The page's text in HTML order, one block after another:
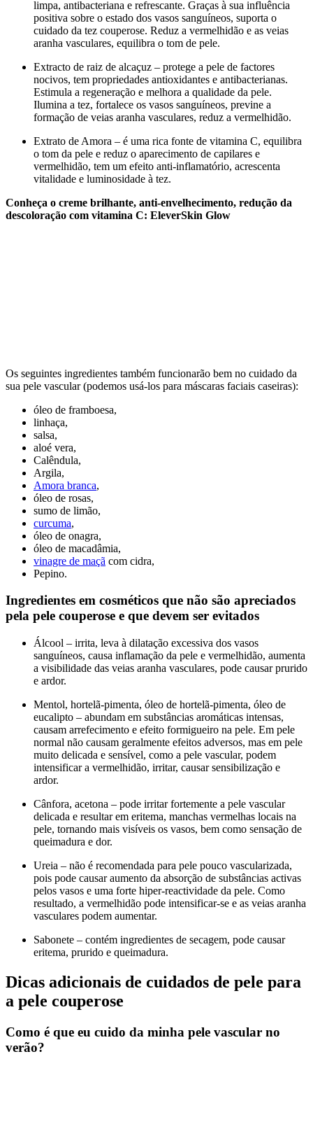
limpa, antibacteriana e refrescante. Graças à sua influência
positiva sobre o estado dos vasos sanguíneos, suporta o
cuidado da tez couperose. Reduz a vermelhidão e as veias
aranha vasculares, equilibra o tom de pele.
Extracto de raiz de alcaçuz – protege a pele de factores
nocivos, tem propriedades antioxidantes e antibacterianas.
Estimula a regeneração e melhora a qualidade da pele.
Ilumina a tez, fortalece os vasos sanguíneos, previne a
formação de veias aranha vasculares, reduz a vermelhidão.
Extrato de Amora – é uma rica fonte de vitamina C, equilibra
o tom da pele e reduz o aparecimento de capilares e
vermelhidão, tem um efeito anti-inflamatório, acrescenta
vitalidade e luminosidade à tez.
Conheça o creme brilhante, anti-envelhecimento, redução da
descoloração com vitamina C: EleverSkin Glow
Os seguintes ingredientes também funcionarão bem no cuidado da
sua pele vascular (podemos usá-los para máscaras faciais caseiras):
óleo de framboesa,
linhaça,
salsa,
aloé vera,
Calêndula,
Argila,
Amora branca,
óleo de rosas,
sumo de limão,
curcuma,
óleo de onagra,
óleo de macadâmia,
vinagre de maçã com cidra,
Pepino.
Ingredientes em cosméticos que não são apreciados
pela pele couperose e que devem ser evitados
Álcool – irrita, leva à dilatação excessiva dos vasos
sanguíneos, causa inflamação da pele e vermelhidão, aumenta
a visibilidade das veias aranha vasculares, pode causar prurido
e ardor.
Mentol, hortelã-pimenta, óleo de hortelã-pimenta, óleo de
eucalipto – abundam em substâncias aromáticas intensas,
causam arrefecimento e efeito formigueiro na pele. Em pele
normal não causam geralmente efeitos adversos, mas em pele
muito delicada e sensível, como a pele vascular, podem
intensificar a vermelhidão, irritar, causar sensibilização e
ardor.
Cânfora, acetona – pode irritar fortemente a pele vascular
delicada e resultar em eritema, manchas vermelhas locais na
pele, tornando mais visíveis os vasos, bem como sensação de
queimadura e dor.
Ureia – não é recomendada para pele pouco vascularizada,
pois pode causar aumento da absorção de substâncias activas
pelos vasos e uma forte hiper-reactividade da pele. Como
resultado, a vermelhidão pode intensificar-se e as veias aranha
vasculares podem aumentar.
Sabonete – contém ingredientes de secagem, pode causar
eritema, prurido e queimadura.
Dicas adicionais de cuidados de pele para
a pele couperose
Como é que eu cuido da minha pele vascular no
verão?